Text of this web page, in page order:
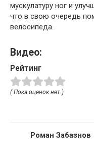
мускулатуру ног и
что в свою очередь
велосипеда.
Видео:
Рейтинг
( Пока оценок нет )
Роман Забазнов